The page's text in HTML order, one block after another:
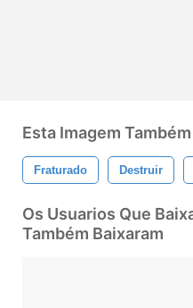
Esta Imagem
Fraturado Destruir
Os Usuarios Que
Também Baixaram